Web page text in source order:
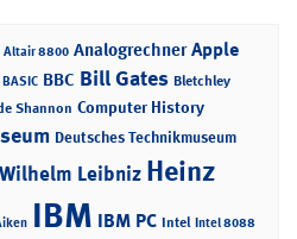
Altair 8800 Analogrechner Apple
BASIC BBC Bill Gates Bletchley
Shannon Computer History
Deutsches Technikmuseum
Leibniz Heinz
IBM IBM PC Intel Intel 8088